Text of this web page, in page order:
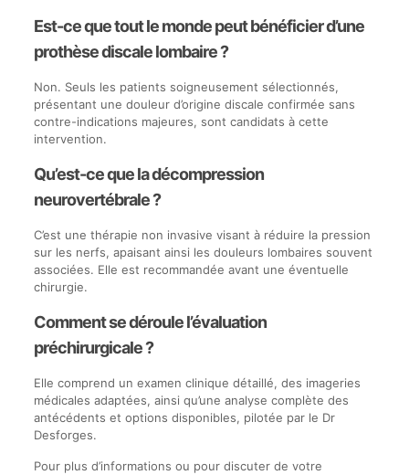
Est-ce que tout le monde peut bénéficier d’une
prothèse discale lombaire ?
Non. Seuls les patients soigneusement sélectionnés,
présentant une douleur d’origine discale confirmée sans
contre-indications majeures, sont candidats à cette
intervention.
Qu’est-ce que la décompression
neurovertébrale ?
C’est une thérapie non invasive visant à réduire la pression
sur les nerfs, apaisant ainsi les douleurs lombaires souvent
associées. Elle est recommandée avant une éventuelle
chirurgie.
Comment se déroule l’évaluation
préchirurgicale ?
Elle comprend un examen clinique détaillé, des imageries
médicales adaptées, ainsi qu’une analyse complète des
antécédents et options disponibles, pilotée par le Dr
Desforges.
Pour plus d’informations ou pour discuter de votre